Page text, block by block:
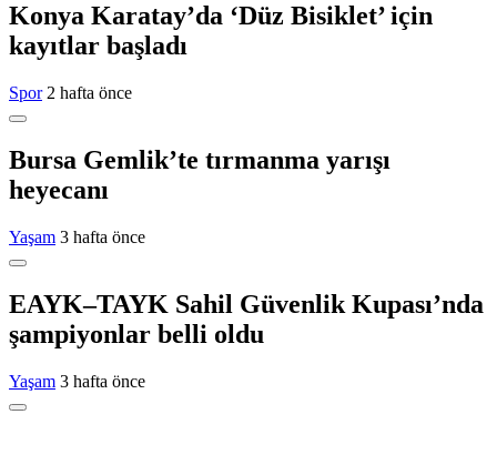
Konya Karatay’da ‘Düz Bisiklet’ için
kayıtlar başladı
Spor 2 hafta önce
Bursa Gemlik’te tırmanma yarışı
heyecanı
Yaşam 3 hafta önce
EAYK–TAYK Sahil Güvenlik Kupası’nda
şampiyonlar belli oldu
Yaşam 3 hafta önce